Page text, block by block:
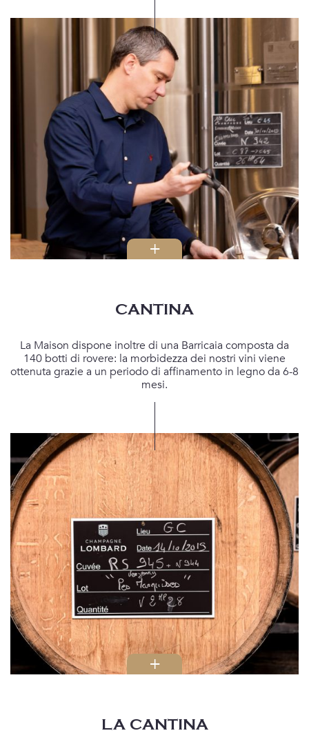
Privilegiamo fermentazioni alcoliche a bassa temperatura (tra 14°C e
16°C) per ottenere una grande finezza aromatica. Blocchiamo la
fermentazione malolattica per conservare la freschezza e la mineralità
dei vini.
Laurent VAILLANT
CANTINA
La Maison dispone inoltre di una Barricaia composta da
140 botti di rovere: la morbidezza dei nostri vini viene
ottenuta grazie a un periodo di affinamento in legno da 6-8
mesi.
15 botti / 2,05 hl / Seguin Moreau / Rovere francese / età media 20 anni
circa
40 botti / 2,28 hl / Seguin Moreau / Rovere francese / 2013
15 botti / 3,50 hl / Seguin Moreau / Rovere francese / 2015
26 botti / 3,50 hl / Seguin Moreau / Rovere francese / dal 2010 al 2015
10 botti / 3,50 hl / Seguin Moreau / Rovere francese / 2016 / Aquaflex
tostatura leggera
10 botti / 3,50 hl / Seguin Moreau / Rovere francese / 2017 / Aquaflex
tostatura leggera
12 botti / 5 hl / Seguin Moreau / Rovere francese / 2010 / tostatura media /
origine Meursault
8 botti / 6 hl / dal 2016 al 2018
4 botti / 6,15 hl / Seguin Moreau / Rovere francese / età media 20 anni circa
LA CANTINA